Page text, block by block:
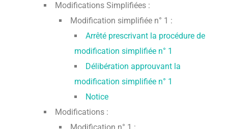
Modifications Simplifiées :
Modification simplifiée n° 1 :
Arrêté prescrivant la procédure de
modification simplifiée n° 1
Délibération approuvant la
modification simplifiée n° 1
Notice
Modifications :